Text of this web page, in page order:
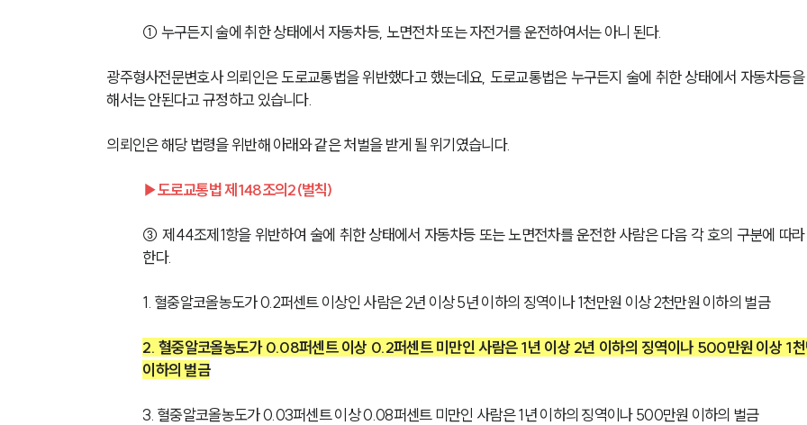
① 누구든지 술에 취한 상태에서 자동차등, 노면전차 또는 자전거를 운전하여서는 아니 된다.
광주형사전문변호사 의뢰인은 도로교통법을 위반했다고 했는데요, 도로교통법은 누구든지 술에 취한 상태에서 자동차등
해서는 안된다고 규정하고 있습니다.
의뢰인은 해당 법령을 위반해 아래와 같은 처벌을 받게 될 위기였습니다.
▶도로교통법 제148조의2(벌칙)
③ 제44조제1항을 위반하여 술에 취한 상태에서 자동차등 또는 노면전차를 운전한 사람은 다음 각 호의 구분에 따라
한다.
1. 혈중알코올농도가 0.2퍼센트 이상인 사람은 2년 이상 5년 이하의 징역이나 1천만원 이상 2천만원 이하의 벌금
2. 혈중알코올농도가 0.08퍼센트 이상 0.2퍼센트 미만인 사람은 1년 이상 2년 이하의 징역이나 500만원 이상 1
이하의 벌금
3. 혈중알코올농도가 0.03퍼센트 이상 0.08퍼센트 미만인 사람은 1년 이하의 징역이나 500만원 이하의 벌금